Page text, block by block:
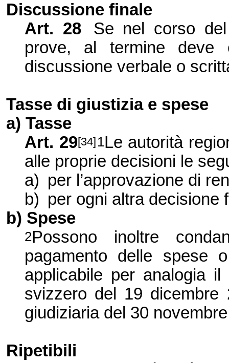
Discussione finale
Art. 28
Se nel corso
prove, al termine
discussione verbale o
Tasse di giustizia e spese
a) Tasse
Art. 29[34] 1Le autorità
alle proprie decisioni le
a) per l’approvazione di
b) per ogni altra decisione
b) Spese
2Possono inoltre
pagamento delle spese
applicabile per analogia
svizzero del 19
giudiziaria del 30
Ripetibili